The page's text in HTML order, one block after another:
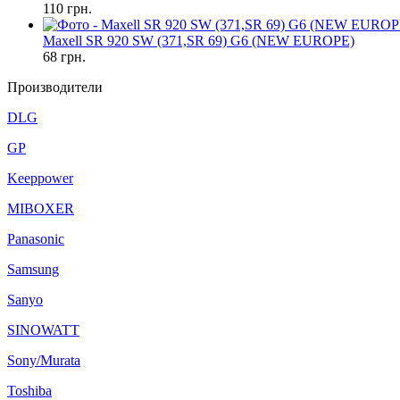
110 грн.
Maxell SR 920 SW (371,SR 69) G6 (NEW EUROPE)
68 грн.
Производители
DLG
GP
Keeppower
MIBOXER
Panasonic
Samsung
Sanyo
SINOWATT
Sony/Murata
Toshiba